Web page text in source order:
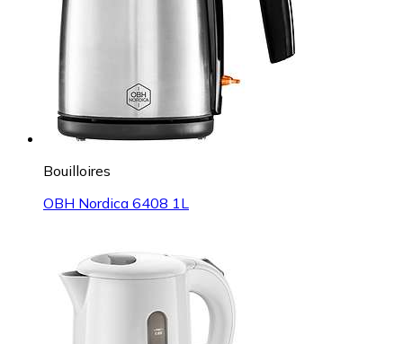
Bouilloires
OBH Nordica 6408 1L